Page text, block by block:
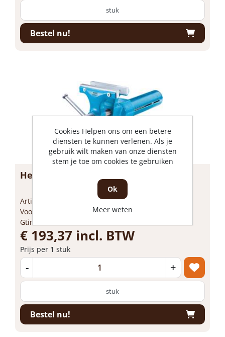
stuk
Bestel nu!
Heuer Bankschroef compact 120mm
Artikelnummer: 1645735
Voorraad: 1 Op voorraad
Gtin: 4010898118011
€ 193,37 incl. BTW
Prijs per 1 stuk
- +
stuk
Bestel nu!
Cookies Helpen ons om een betere
diensten te kunnen verlenen. Als je
gebruik wilt maken van onze diensten
stem je toe om cookies te gebruiken
Ok
Meer weten